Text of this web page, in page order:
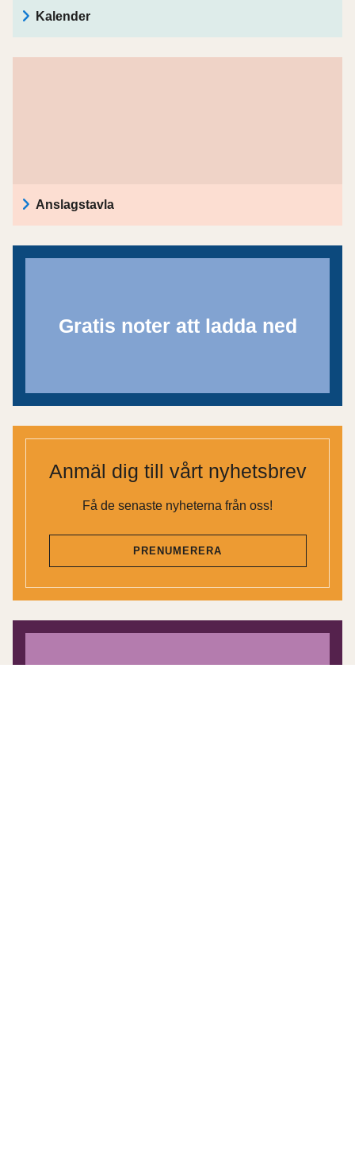
Kalender
Anslagstavla
Gratis noter att ladda ned
Anmäl dig till vårt nyhetsbrev
Få de senaste nyheterna från oss!
PRENUMERERA